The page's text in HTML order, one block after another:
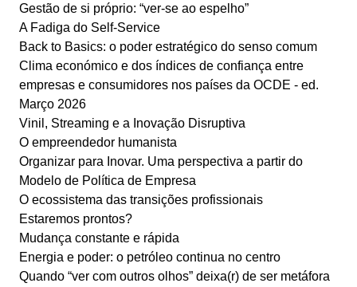
Gestão de si próprio: “ver-se ao espelho”
A Fadiga do Self-Service
Back to Basics: o poder estratégico do senso comum
Clima económico e dos índices de confiança entre
empresas e consumidores nos países da OCDE - ed.
Março 2026
Vinil, Streaming e a Inovação Disruptiva
O empreendedor humanista
Organizar para Inovar. Uma perspectiva a partir do
Modelo de Política de Empresa
O ecossistema das transições profissionais
Estaremos prontos?
Mudança constante e rápida
Energia e poder: o petróleo continua no centro
Quando “ver com outros olhos” deixa(r) de ser metáfora